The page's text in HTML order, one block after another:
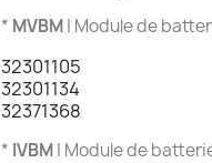
* MVBM| Module de
32301105
32301134
32371368
* IVBM| Module de